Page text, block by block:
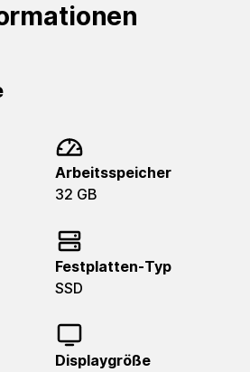
Arbeitsspeicher
32 GB
Festplatten-Typ
SSD
Displaygröße